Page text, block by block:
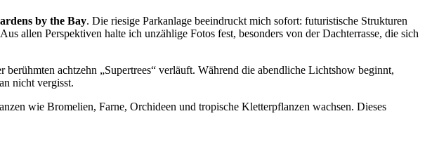
by the Bay. Die riesige Parkanlage beeindruckt mich sofort: futuristische Strukturen
allen Perspektiven halte ich unzählige Fotos fest, besonders von der Dachterrasse, die sich
achtzehn „Supertrees“ verläuft. Während die abendliche Lichtshow beginnt,
nicht vergisst.
wie Bromelien, Farne, Orchideen und tropische Kletterpflanzen wachsen. Dieses